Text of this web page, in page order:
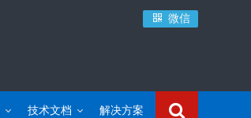
微信
技术文档 解决方案